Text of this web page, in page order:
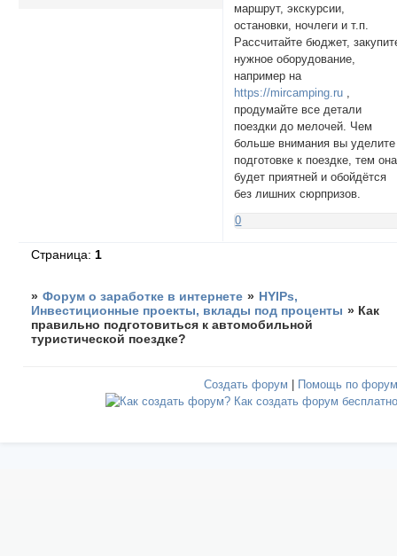
маршрут, экскурсии,
остановки, ночлеги и т.п.
Рассчитайте бюджет,
нужное оборудование,
например на
https://mircamping.ru ,
продумайте все детали
поездки до мелочей. Чем
больше внимания вы уделите
подготовке к поездке, тем она
будет приятней и обойдётся
без лишних сюрпризов.
0
Страница:1
» Форум о заработке в интернете » HYIPs,
Инвестиционные проекты, вклады под проценты » Как
правильно подготовиться к автомобильной
туристической поездке?
Создать форум | Помощь по